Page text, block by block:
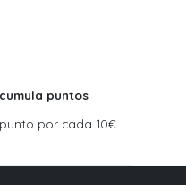
puntos
punto por cada 10€